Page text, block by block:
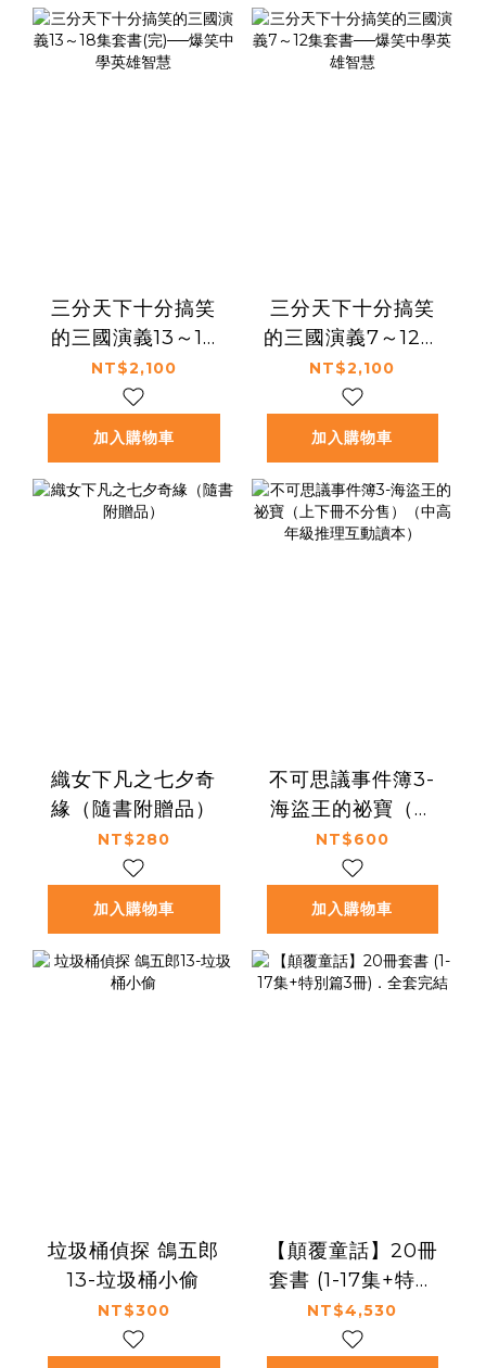
三分天下十分搞笑
的三國演義13～18
集套書(完)──爆笑
中學英雄智慧
NT$2,100
加入購物車
三分天下十分搞笑
的三國演義7～12集
套書──爆笑中學英
雄智慧
NT$2,100
加入購物車
織女下凡之七夕奇
緣（隨書附贈品）
NT$280
加入購物車
不可思議事件簿3-
海盜王的祕寶（上
下冊不分售）（中
高年級推理互動讀
本）
NT$600
加入購物車
垃圾桶偵探 鴿五郎
13-垃圾桶小偷
NT$300
【顛覆童話】20冊
套書 (1-17集+特別
篇3冊)．全套完結
NT$4,530